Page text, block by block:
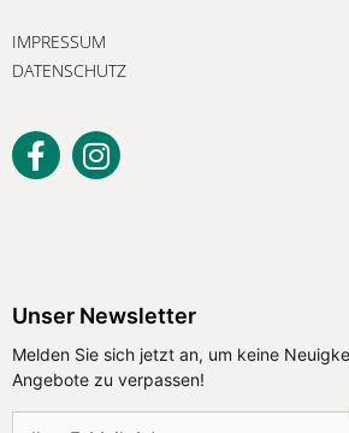
IMPRESSUM
DATENSCHUTZ
Unser Newsletter
Melden Sie sich jetzt an, um keine
Angebote zu verpassen!
Melden Sie sich jetzt
zu verpassen!